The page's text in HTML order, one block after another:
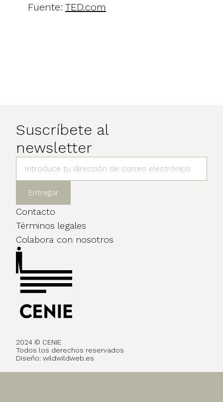
Fuente: TED.com
Suscríbete al
newsletter
Contacto
Términos legales
Colabora con nosotros
2024 © CENIE
Todos los derechos reservados
Diseño: wildwildweb.es